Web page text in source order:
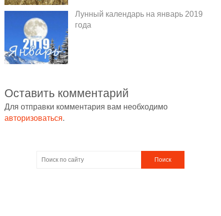
Лунный календарь на январь 2019
года
Оставить комментарий
Для отправки комментария вам необходимо
авторизоваться.